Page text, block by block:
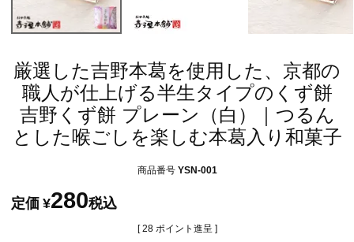
厳選した吉野本葛を使用した、京都の
職人が仕上げる半生タイプのくず餅
吉野くず餅 プレーン（白）｜つるん
とした喉ごしを楽しむ本葛入り和菓子
商品番号 YSN-001
定価 ¥280税込
[ 28 ポイント進呈 ]